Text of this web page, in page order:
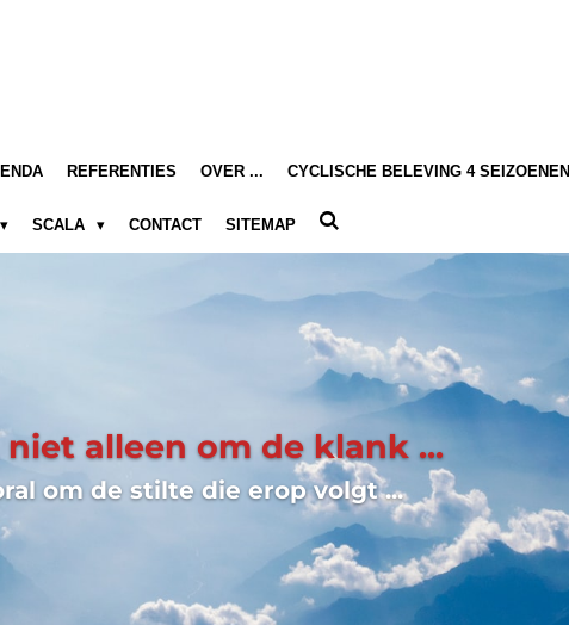
REFERENTIES OVER ... CYCLISCHE BELEVING 4 SEIZOENEN
SCALA CONTACT SITEMAP
alleen om de klank ...
om de stilte die erop volgt ...